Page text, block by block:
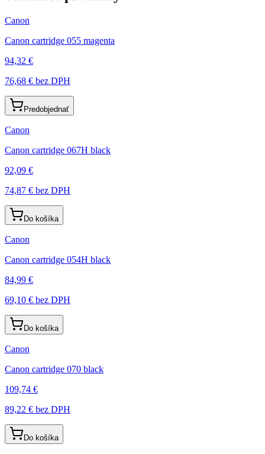
Canon
Canon cartridge 055 magenta
94,32 €
76,68 € bez DPH
Predobjednať
Canon
Canon cartridge 067H black
92,09 €
74,87 € bez DPH
Do košíka
Canon
Canon cartridge 054H black
84,99 €
69,10 € bez DPH
Do košíka
Canon
Canon cartridge 070 black
109,74 €
89,22 € bez DPH
Do košíka